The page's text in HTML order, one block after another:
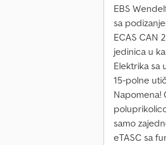
EBS
sa
ECAS CAN
jedinica u
Elektrika sa
15-polne
Napomena!
samo
eTASC sa